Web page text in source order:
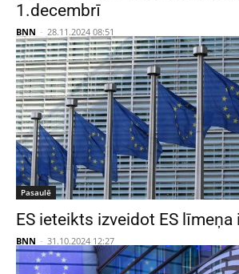
1.decembrī
BNN - 28.11.2024 08:51
Pasaulē
ES ieteikts izveidot ES
BNN - 31.10.2024 12:27